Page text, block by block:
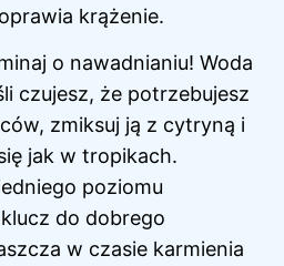
krążenie.
o nawadnianiu! Woda
czujesz, że potrzebujesz
zmiksuj ją z cytryną i
jak w tropikach.
poziomu
do dobrego
w czasie karmienia